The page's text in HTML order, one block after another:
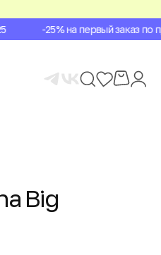
-25% на первый заказ по
Big